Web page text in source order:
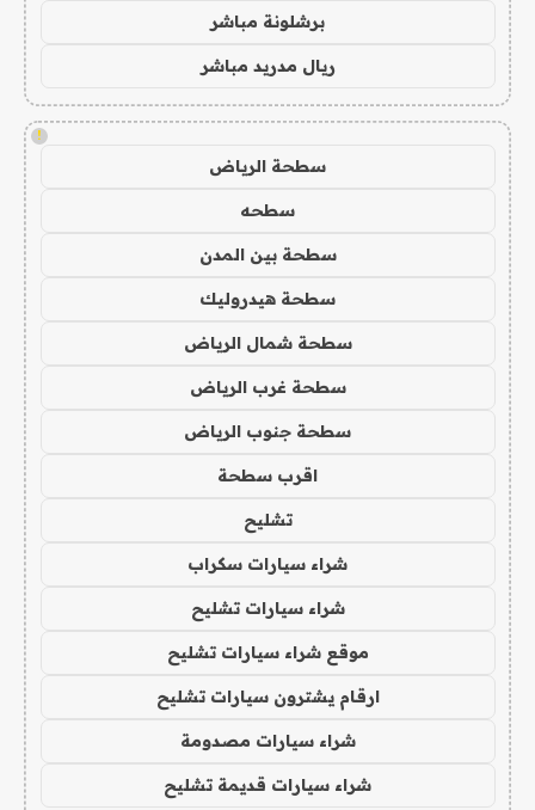
برشلونة مباشر
ريال مدريد مباشر
!
سطحة الرياض
سطحه
سطحة بين المدن
سطحة هيدروليك
سطحة شمال الرياض
سطحة غرب الرياض
سطحة جنوب الرياض
اقرب سطحة
تشليح
شراء سيارات سكراب
شراء سيارات تشليح
موقع شراء سيارات تشليح
ارقام يشترون سيارات تشليح
شراء سيارات مصدومة
شراء سيارات قديمة تشليح